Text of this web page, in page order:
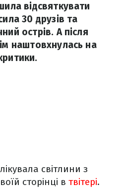
відсвяткувати
30 друзів та
острів. А після
наштовхнулась на
світлини з
сторінці в твітері.